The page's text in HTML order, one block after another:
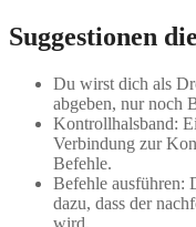
Suggestionen
Du wirst dich als
abgeben, nur noch
Kontrollhalsband:
Verbindung zur
Befehle.
Befehle ausführen:
dazu, dass der
wird.